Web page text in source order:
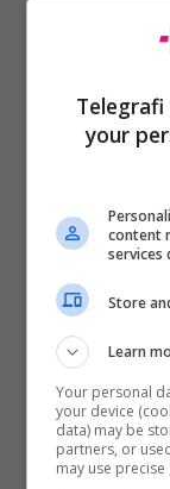
Lidhja
Lumir Abdixhiku
your
content
services
Store
Learn
Your personal
your device
data) may be
partners, or
may use